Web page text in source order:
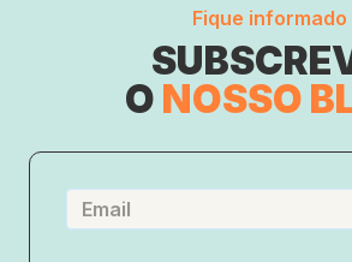
Fique informado
O NOSSO